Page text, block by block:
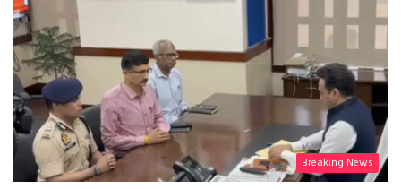
Breaking News